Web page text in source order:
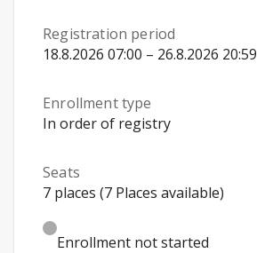
Registration period
18.8.2026 07:00 – 26.8.2026 20:59
Enrollment type
In order of registry
Seats
7 places (7 Places available)
Enrollment not started